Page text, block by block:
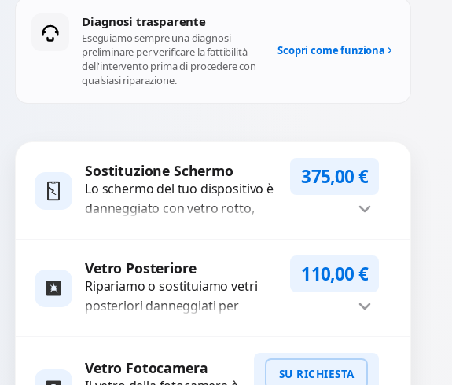
Diagnosi trasparente
Eseguiamo sempre una diagnosi
preliminare per verificare la fattibilità
dell'intervento prima di procedere con
qualsiasi riparazione.
Scopri come funziona
Sostituzione Schermo
Lo schermo del tuo dispositivo è
danneggiato con vetro rotto,
completi...
375,00€
Vetro Posteriore
Ripariamo o sostituiamo vetri
posteriori danneggiati per
Utilizziamo ricambi di alta
110,00€
Vetro Fotocamera SU RICHIESTA